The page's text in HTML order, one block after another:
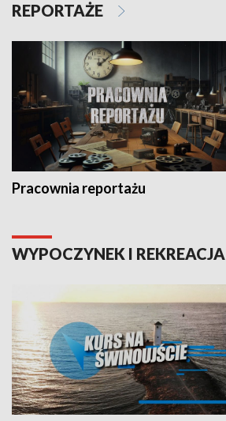
REPORTAŻE
Pracownia reportażu
WYPOCZYNEK I REKREACJA